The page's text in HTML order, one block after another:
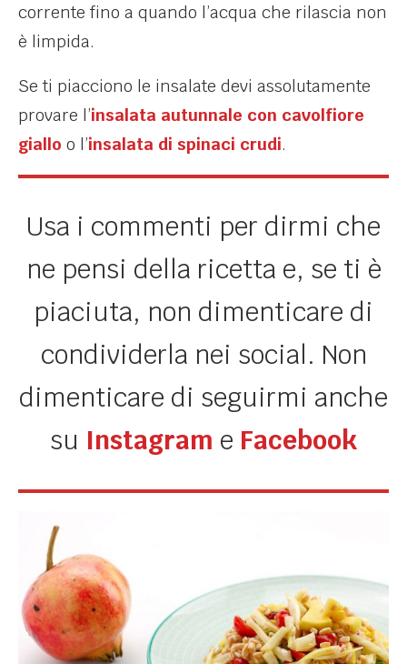
corrente fino a quando l’acqua che rilascia non
è limpida.
Se ti piacciono le insalate devi assolutamente
provare l’insalata autunnale con cavolfiore
giallo o l’insalata di spinaci crudi.
Usa i commenti per dirmi che
ne pensi della ricetta e, se ti è
piaciuta, non dimenticare di
condividerla nei social. Non
dimenticare di seguirmi anche
su Instagram e Facebook